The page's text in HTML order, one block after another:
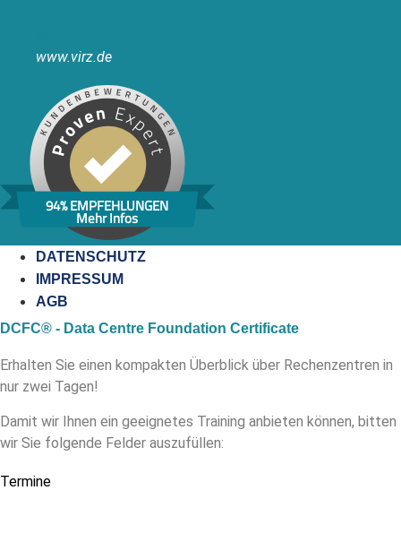
www.virz.de
94% EMPFEHLUNGEN
Mehr Infos
DATENSCHUTZ
IMPRESSUM
AGB
DCFC® - Data Centre Foundation Certificate
Erhalten Sie einen kompakten Überblick über Rechenzentren in
nur zwei Tagen!
Damit wir Ihnen ein geeignetes Training anbieten können, bitten
wir Sie folgende Felder auszufüllen:
Termine